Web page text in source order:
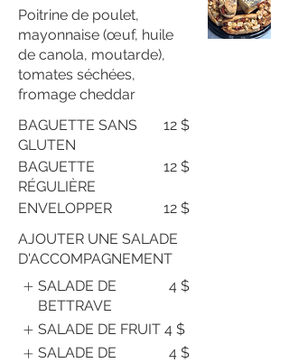
Poitrine de poulet,
mayonnaise (œuf, huile
de canola, moutarde),
tomates séchées,
fromage cheddar
BAGUETTE SANS
GLUTEN
12 $
BAGUETTE
RÉGULIÈRE
12 $
ENVELOPPER
12 $
AJOUTER UNE SALADE
D'ACCOMPAGNEMENT
SALADE DE
BETTRAVE
4 $
SALADE DE FRUIT 4 $
SALADE DE
4 $